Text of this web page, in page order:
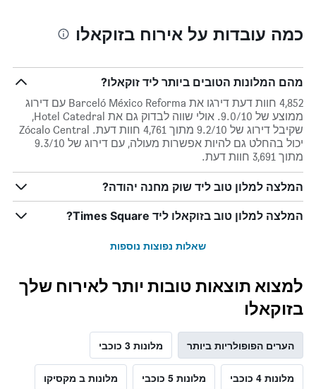
כמה עובדות על אירוח בזוקאלו
מהם המלונות הטובים ביותר ליד זוקאלו?
4,852 חוות דעת דירגו את Barceló México Reforma עם דירוג
ממוצע של 9.0/10. אולי שווה לבדוק גם את Hotel Catedral,
שקיבל דירוג של 9.2/10 מתוך 4,761 חוות דעת. Zócalo Central
יכול בהחלט גם להיות אפשרות מעולה, עם דירוג של 9.3/10
מתוך 3,691 חוות דעת.
המלצה למלון טוב ליד שוק מחנה יהודה?
המלצה למלון טוב בזוקאלו ליד Times Square?
שאלות נפוצות נוספות
למצוא תוצאות טובות יותר לאירוח שלך
בזוקאלו
הערים הפופולריות ביותר מלונות 3 כוכבי
מלונות 4 כוכבי מלונות 5 כוכבי מלונות ב מקסיקו